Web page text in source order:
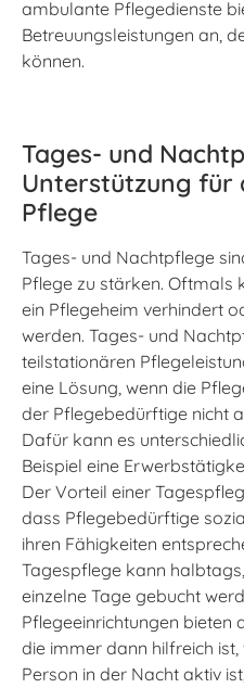
ambulante Pflegedienste
Betreuungsleistungen an,
können.
Tages- und
Unterstützung für
Pflege
Tages- und Nachtpflege
Pflege zu stärken. Oftmals
ein Pflegeheim verhindert
werden. Tages- und
teilstationären
eine Lösung, wenn die
der Pflegebedürftige nicht
Dafür kann es
Beispiel eine
Der Vorteil einer
dass Pflegebedürftige
ihren Fähigkeiten
Tagespflege kann
einzelne Tage gebucht
Pflegeeinrichtungen bieten
die immer dann hilfreich
Person in der Nacht aktiv